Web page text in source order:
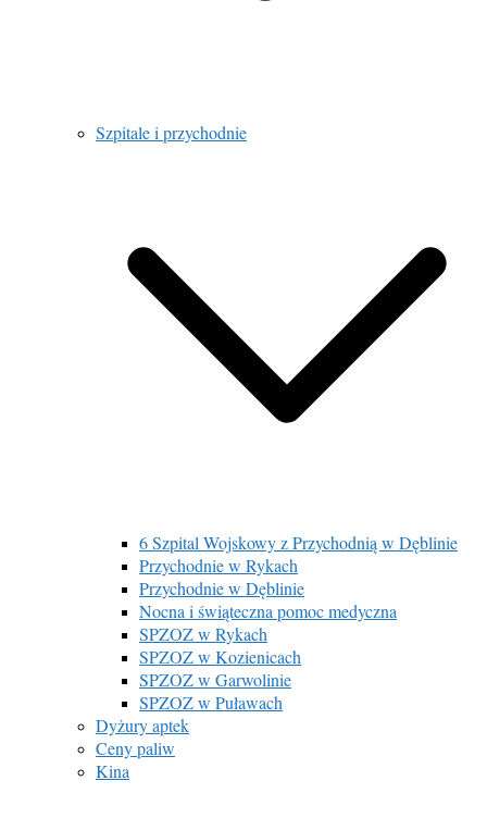
Szpitale i przychodnie
6 Szpital Wojskowy z Przychodnią w Dęblinie
Przychodnie w Rykach
Przychodnie w Dęblinie
Nocna i świąteczna pomoc medyczna
SPZOZ w Rykach
SPZOZ w Kozienicach
SPZOZ w Garwolinie
SPZOZ w Puławach
Dyżury aptek
Ceny paliw
Kina